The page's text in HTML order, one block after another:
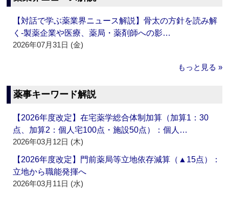
【対話で学ぶ薬業界ニュース解説】骨太の方針を読み解
く‐製薬企業や医療、薬局・薬剤師への影…
2026年07月31日 (金)
もっと見る »
薬事キーワード解説
【2026年度改定】在宅薬学総合体制加算（加算1：30
点、加算2：個人宅100点・施設50点）：個人…
2026年03月12日 (木)
【2026年度改定】門前薬局等立地依存減算（▲15点）：
立地から職能発揮へ
2026年03月11日 (水)